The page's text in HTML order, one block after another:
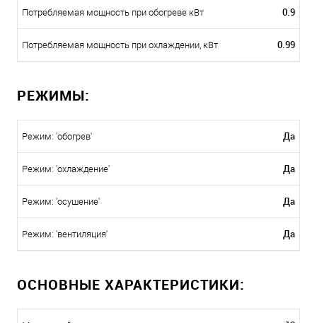
Потребляемая мощность при обогреве кВт 0.9
Потребляемая мощность при охлаждении, кВт 0.99
РЕЖИМЫ:
Режим: 'обогрев' Да
Режим: 'охлаждение' Да
Режим: 'осушение' Да
Режим: 'вентиляция' Да
ОСНОВНЫЕ ХАРАКТЕРИСТИКИ: